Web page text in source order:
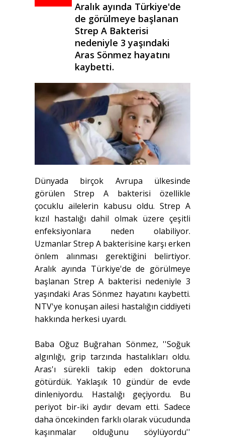
Aralık ayında Türkiye'de
de görülmeye başlanan
Strep A Bakterisi
nedeniyle 3 yaşındaki
Aras Sönmez hayatını
kaybetti.
Dünyada birçok Avrupa ülkesinde
görülen Strep A bakterisi özellikle
çocuklu ailelerin kabusu oldu. Strep A
kızıl hastalığı dahil olmak üzere çeşitli
enfeksiyonlara neden olabiliyor.
Uzmanlar Strep A bakterisine karşı erken
önlem alınması gerektiğini belirtiyor.
Aralık ayında Türkiye'de de görülmeye
başlanan Strep A bakterisi nedeniyle 3
yaşındaki Aras Sönmez hayatını kaybetti.
NTV'ye konuşan ailesi hastalığın ciddiyeti
hakkında herkesi uyardı.
Baba Oğuz Buğrahan Sönmez, ''Soğuk
algınlığı, grip tarzında hastalıkları oldu.
Aras'ı sürekli takip eden doktoruna
götürdük. Yaklaşık 10 gündür de evde
dinleniyordu. Hastalığı geçiyordu. Bu
periyot bir-iki aydır devam etti. Sadece
daha öncekinden farklı olarak vücudunda
kaşınmalar olduğunu söylüyordu''